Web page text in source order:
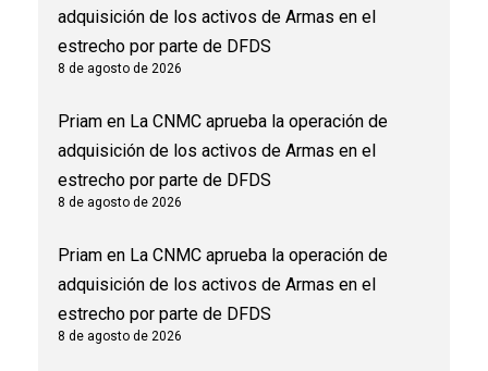
adquisición de los activos de Armas en el
estrecho por parte de DFDS
8 de agosto de 2026
Priam en La CNMC aprueba la operación de
adquisición de los activos de Armas en el
estrecho por parte de DFDS
8 de agosto de 2026
Priam en La CNMC aprueba la operación de
adquisición de los activos de Armas en el
estrecho por parte de DFDS
8 de agosto de 2026